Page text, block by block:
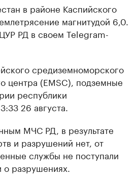
в районе Каспийского
магнитудой 6,0.
РД в своем Telegram-
средиземноморского
центра (EMSC), подземные
республики
26 августа.
МЧС РД, в результате
и разрушений нет, от
службы не поступали
разрушениях.